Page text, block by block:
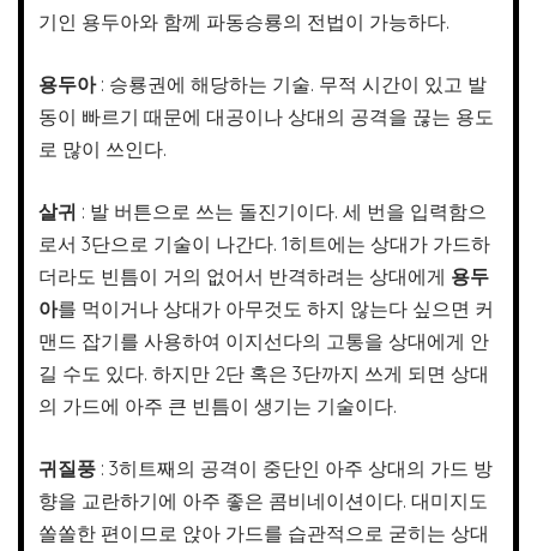
기인 용두아와 함께 파동승룡의 전법이 가능하다.
용두아: 승룡권에 해당하는 기술. 무적 시간이 있고 발
동이 빠르기 때문에 대공이나 상대의 공격을 끊는 용도
로 많이 쓰인다.
살귀 : 발 버튼으로 쓰는 돌진기이다. 세 번을 입력함으
로서 3단으로 기술이 나간다. 1히트에는 상대가 가드하
더라도 빈틈이 거의 없어서 반격하려는 상대에게 용두
아를 먹이거나 상대가 아무것도 하지 않는다 싶으면 커
맨드 잡기를 사용하여 이지선다의 고통을 상대에게 안
길 수도 있다. 하지만 2단 혹은 3단까지 쓰게 되면 상대
의 가드에 아주 큰 빈틈이 생기는 기술이다.
귀질풍 : 3히트째의 공격이 중단인 아주 상대의 가드 방
향을 교란하기에 아주 좋은 콤비네이션이다. 대미지도
쏠쏠한 편이므로 앉아 가드를 습관적으로 굳히는 상대